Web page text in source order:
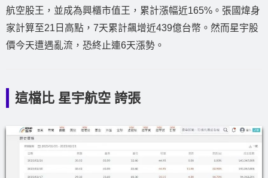
航空股王，並成為興櫃市值王，累計漲幅近165%。張國煒身
家計算至21日高點，7天累計飆增近439億台幣。然而星宇股
價今天遭遇亂流，恐終止連6天漲勢。
這檔比 星宇航空 誇張